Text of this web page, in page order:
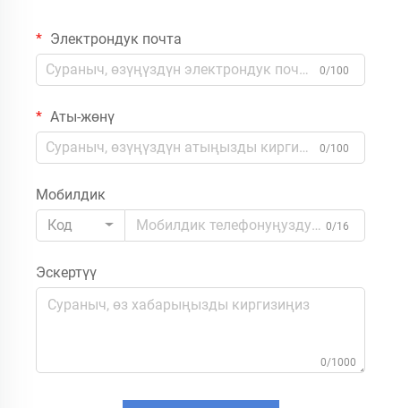
Электрондук почта
0/100
Аты-жөнү
0/100
Мобилдик
Код
0/16
Эскертүү
0/1000